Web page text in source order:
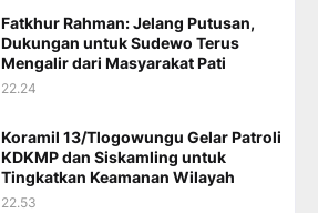
Fatkhur Rahman: Jelang Putusan,
Dukungan untuk Sudewo Terus
Mengalir dari Masyarakat Pati
22.24
Koramil 13/Tlogowungu Gelar Patroli
KDKMP dan Siskamling untuk
Tingkatkan Keamanan Wilayah
22.53